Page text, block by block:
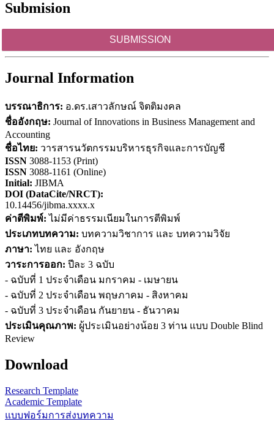
Submision
SUBMISSION
Journal Information
บรรณาธิการ: อ.ดร.เสาวลักษณ์ จิตติมงคล
ชื่ออังกฤษ: Journal of Innovations in Business Management and
Accounting
ชื่อไทย: วารสารนวัตกรรมบริหารธุรกิจและการบัญชี
ISSN 3088-1153 (Print)
ISSN 3088-1161 (Online)
Initial: JIBMA
DOI (DataCite/NRCT):
10.14456/jibma.xxxx.x
ค่าตีพิมพ์: ไม่มีค่าธรรมเนียมในการตีพิมพ์
ประเภทบทความ: บทความวิชาการ และ บทความวิจัย
ภาษา: ไทย และ อังกฤษ
วาระการออก: ปีละ 3 ฉบับ
- ฉบับที่ 1 ประจำเดือน มกราคม - เมษายน
- ฉบับที่ 2 ประจำเดือน พฤษภาคม - สิงหาคม
- ฉบับที่ 3 ประจำเดือน กันยายน - ธันวาคม
ประเมินคุณภาพ: ผู้ประเมินอย่างน้อย 3 ท่าน แบบ Double Blind
Review
Download
Research Template
Academic Template
แบบฟอร์มการส่งบทความ